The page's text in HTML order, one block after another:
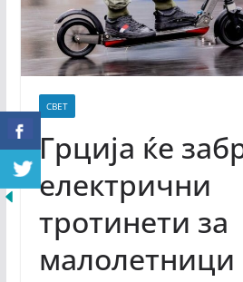
СВЕТ
Грција ќе
електрични
тротинети за
малолетници